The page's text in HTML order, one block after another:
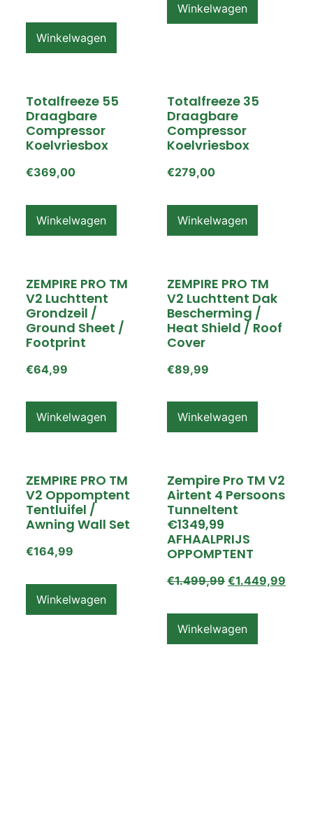
Winkelwagen
Winkelwagen
Totalfreeze 55
Draagbare
Compressor
Koelvriesbox
€369,00
Winkelwagen
Totalfreeze 35
Draagbare
Compressor
Koelvriesbox
€279,00
Winkelwagen
ZEMPIRE PRO TM
V2 Luchttent
Grondzeil /
Ground Sheet /
Footprint
€64,99
Winkelwagen
ZEMPIRE PRO TM
V2 Luchttent Dak
Bescherming /
Heat Shield / Roof
Cover
€89,99
Winkelwagen
ZEMPIRE PRO TM
V2 Oppomptent
Tentluifel /
Awning Wall Set
€164,99
Winkelwagen
Zempire Pro TM V2
Airtent 4 Persoons
Tunneltent
€1349,99
AFHAALPRIJS
OPPOMPTENT
€1.499,99 €1.449,99
Winkelwagen